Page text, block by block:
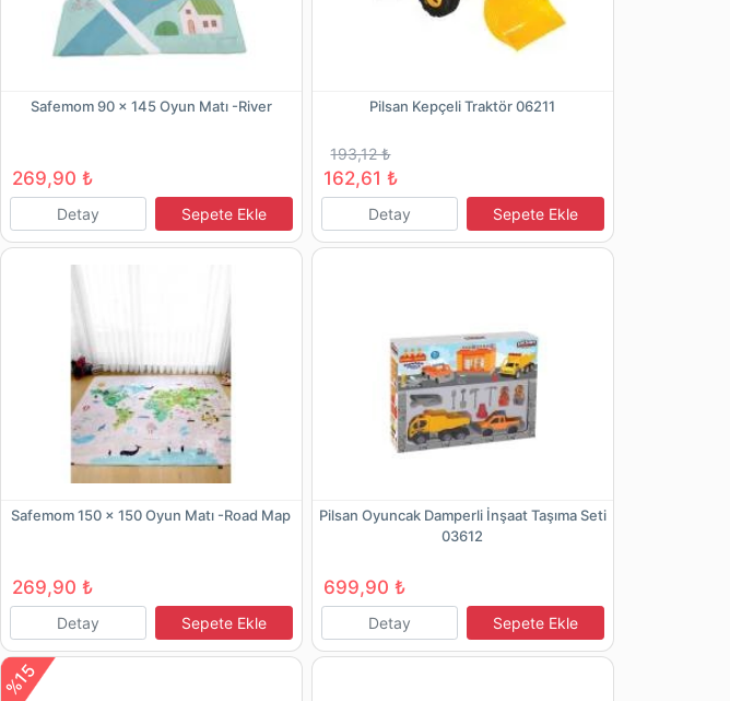
Safemom 90 x 145 Oyun Matı -River
269,90 ₺
Detay Sepete Ekle
Pilsan Kepçeli Traktör 06211
193,12 ₺
162,61 ₺
Detay Sepete Ekle
Safemom 150 x 150 Oyun Matı -Road Map
269,90 ₺
Detay Sepete Ekle
Pilsan Oyuncak Damperli İnşaat Taşıma Seti
03612
699,90 ₺
Detay Sepete Ekle
%15